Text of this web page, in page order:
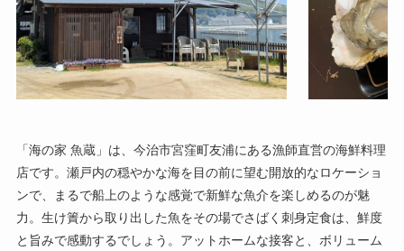
「海の家 魚蔵」は、今治市宮窪町友浦にある漁師直営の海鮮料理
店です。瀬戸内の穏やかな海を目の前に望む開放的なロケーショ
ンで、まるで船上のような感覚で新鮮な魚介を楽しめるのが魅
力。生け簀から取り出した魚をその場でさばく刺身定食は、鮮度
と旨みで感動するでしょう。アットホームな接客と、ボリューム